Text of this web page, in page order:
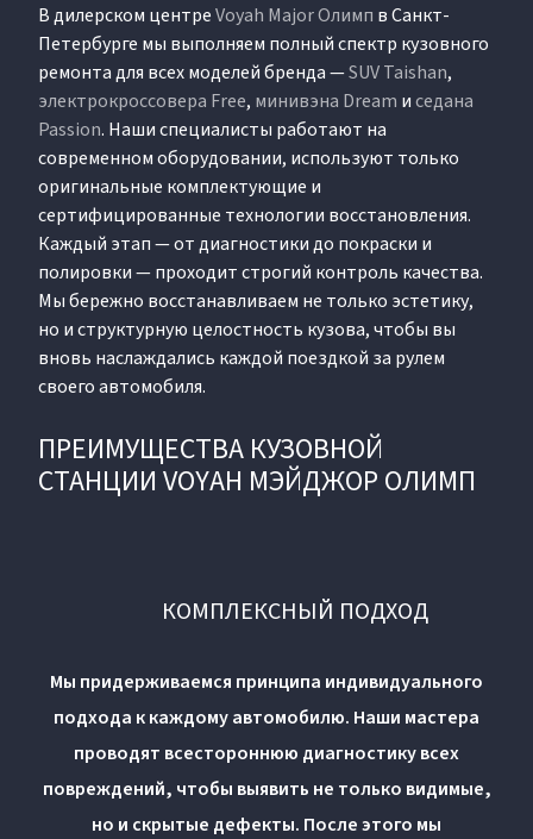
В дилерском центреVoyah Major Олимп в Санкт-
Петербурге мы выполняем полный спектр кузовного
ремонта для всех моделей бренда —SUV Taishan,
электрокроссовера Free, минивэна Dream иседана
Passion. Наши специалисты работают на
современном оборудовании, используют только
оригинальные комплектующие и
сертифицированные технологии восстановления.
Каждый этап — от диагностики до покраски и
полировки — проходит строгий контроль качества.
Мы бережно восстанавливаем не только эстетику,
но и структурную целостность кузова, чтобы вы
вновь наслаждались каждой поездкой за рулем
своего автомобиля.
ПРЕИМУЩЕСТВА КУЗОВНОЙ
СТАНЦИИ VOYAH МЭЙДЖОР ОЛИМП
КОМПЛЕКСНЫЙ ПОДХОД
Мы придерживаемся принципа индивидуального
подхода к каждому автомобилю. Наши мастера
проводят всестороннюю диагностику всех
повреждений, чтобы выявить не только видимые,
но и скрытые дефекты. После этого мы